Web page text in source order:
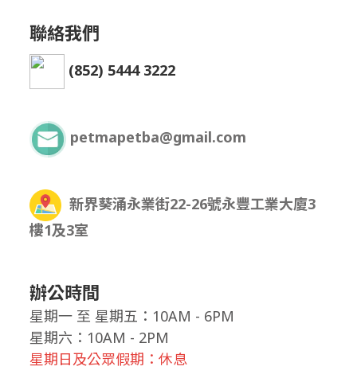
聯絡我們
(852) 5444 3222
petmapetba@gmail.com
新界葵涌永業街22-26號永豐工業大廈3
樓1及3室
辦公時間
星期一 至 星期五：10AM - 6PM
星期六：10AM - 2PM
星期日及公眾假期：休息